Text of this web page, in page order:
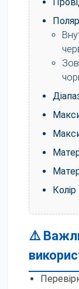
Колір
⚠️